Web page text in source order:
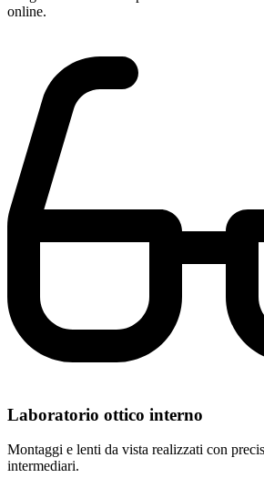
online.
Laboratorio ottico interno
Montaggi e lenti da vista realizzati con
intermediari.